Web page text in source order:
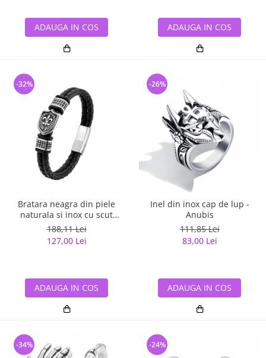
ADAUGA IN COS ADAUGA IN COS
Bratara neagra din piele
naturala si inox cu scut
maltez
188,11 Lei
127,00 Lei
-32%
ADAUGA IN COS
Inel din inox cap de lup -
Anubis
111,85 Lei
83,00 Lei
-26%
ADAUGA IN COS
-34% -24%